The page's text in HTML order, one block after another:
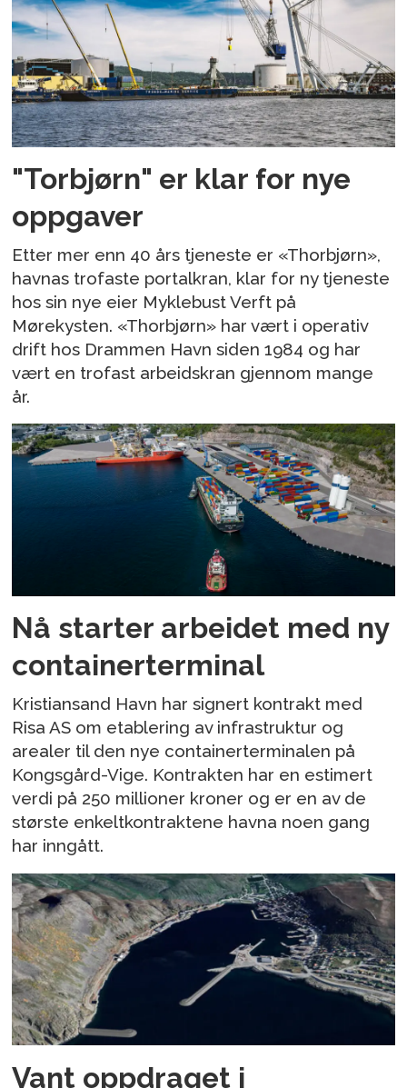
"Torbjørn" er klar for nye
oppgaver
Etter mer enn 40 års tjeneste er «Thorbjørn»,
havnas trofaste portalkran, klar for ny tjeneste
hos sin nye eier Myklebust Verft på
Mørekysten. «Thorbjørn» har vært i operativ
drift hos Drammen Havn siden 1984 og har
vært en trofast arbeidskran gjennom mange
år.
Nå starter arbeidet med ny
containerterminal
Kristiansand Havn har signert kontrakt med
Risa AS om etablering av infrastruktur og
arealer til den nye containerterminalen på
Kongsgård-Vige. Kontrakten har en estimert
verdi på 250 millioner kroner og er en av de
største enkeltkontraktene havna noen gang
har inngått.
Vant oppdraget i